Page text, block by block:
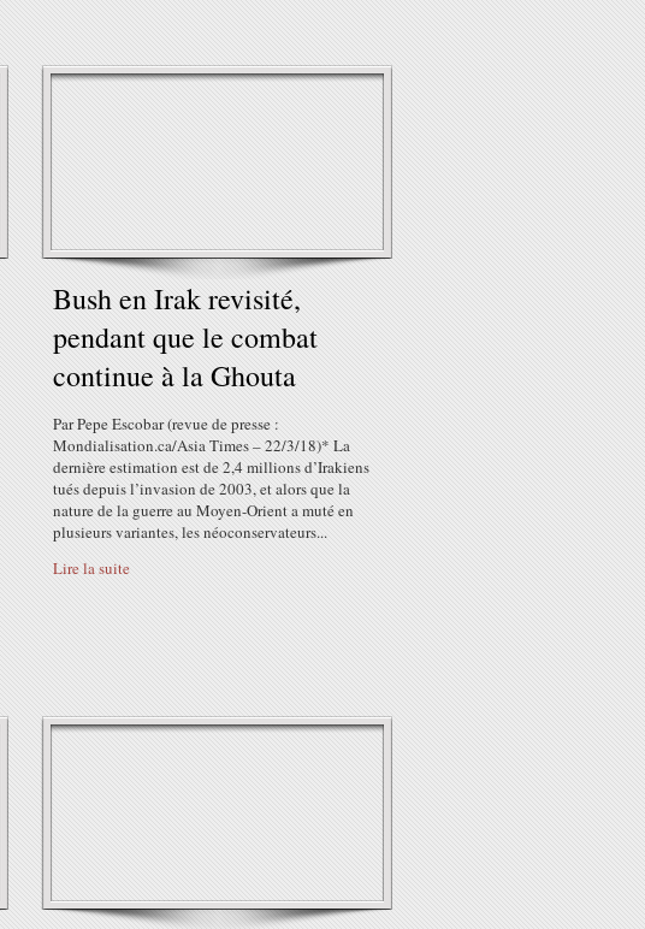
Bush en Irak revisité,
pendant que le combat
continue à la Ghouta
Par Pepe Escobar (revue de presse :
Mondialisation.ca/Asia Times – 22/3/18)* La
dernière estimation est de 2,4 millions d’Irakiens
tués depuis l’invasion de 2003, et alors que la
nature de la guerre au Moyen-Orient a muté en
plusieurs variantes, les néoconservateurs...
Lire la suite